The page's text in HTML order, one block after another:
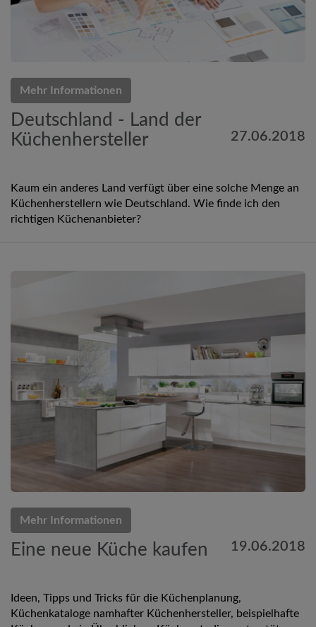
Mehr Informationen
Deutschland - Land der
Küchenhersteller
27.06.2018
Kaum ein anderes Land verfügt über eine solche Menge an
Küchenherstellern wie Deutschland. Wie finde ich den
richtigen Küchenanbieter?
Mehr Informationen
Eine neue Küche kaufen 19.06.2018
Ideen, Tipps und Tricks für die Küchenplanung,
Küchenkataloge namhafter Küchenhersteller, beispielhafte